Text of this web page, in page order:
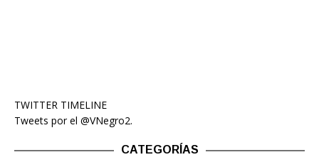
TWITTER TIMELINE
Tweets por el @VNegro2.
CATEGORÍAS